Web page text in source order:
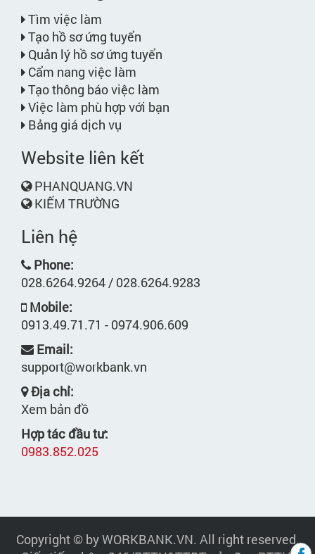
Tìm việc làm
Tạo hồ sơ ứng tuyển
Quản lý hồ sơ ứng tuyển
Cẩm nang việc làm
Tạo thông báo việc làm
Việc làm phù hợp với bạn
Bảng giá dịch vụ
Website liên kết
PHANQUANG.VN
KIẾM TRƯỜNG
Liên hệ
Phone:
028.6264.9264 / 028.6264.9283
Mobile:
0913.49.71.71 - 0974.906.609
Email:
support@workbank.vn
Địa chỉ:
Xem bản đồ
Hợp tác đầu tư:
0983.852.025
Copyright © by WORKBANK.VN. All right reserved.